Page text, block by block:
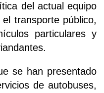
del actual equipo
transporte público,
particulares y
se han presentado
de autobuses,